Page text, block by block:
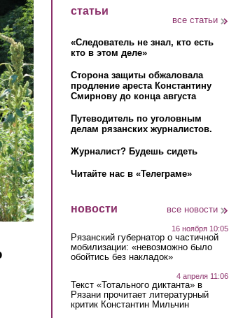
статьи
все статьи
«Следователь не знал, кто есть
кто в этом деле»
Сторона защиты обжаловала
продление ареста Константину
Смирнову до конца августа
Путеводитель по уголовным
делам рязанских журналистов.
Журналист? Будешь сидеть
Читайте нас в «Телеграме»
новости все новости
16 ноября 10:05
Рязанский губернатор о частичной
мобилизации: «невозможно было
обойтись без накладок»
4 апреля 11:06
Текст «Тотального диктанта» в
Рязани прочитает литературный
критик Константин Мильчин